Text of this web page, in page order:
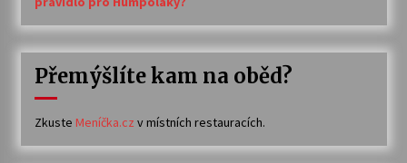
Přemýšlíte kam na oběd?
Zkuste Meníčka.cz v místních restauracích.